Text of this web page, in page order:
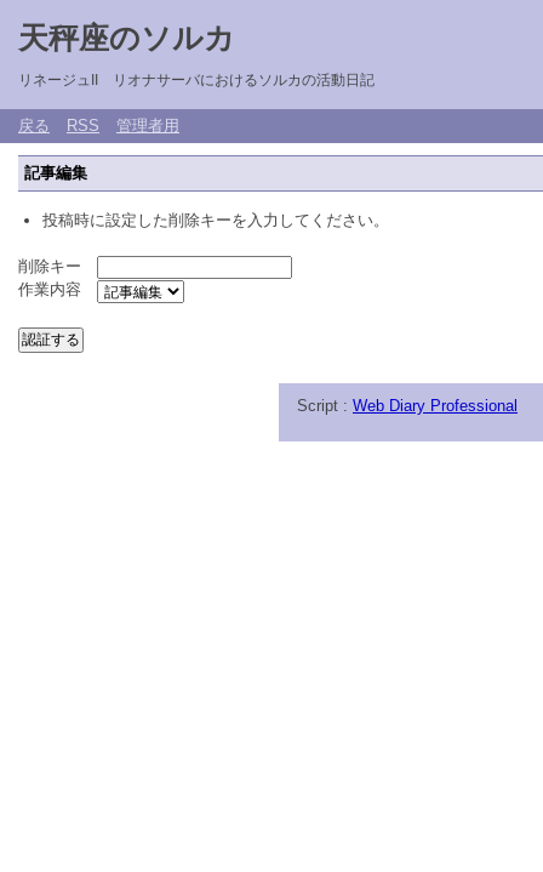
天秤座のソルカ
リネージュII リオナサーバにおけるソルカの活動日記
戻る RSS 管理者用
記事編集
投稿時に設定した削除キーを入力してください。
削除キー
作業内容
Script : Web Diary Professional